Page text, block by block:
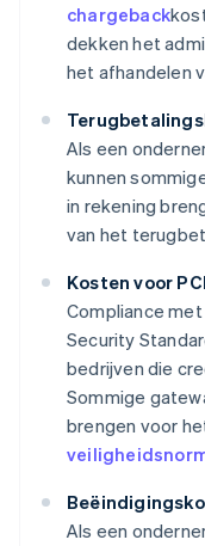
chargeback
dekken het
het afhandelen
Als een
kunnen
in rekening
van het
Kosten voor
Compliance
Security
bedrijven die
Sommige
brengen voor
Als een